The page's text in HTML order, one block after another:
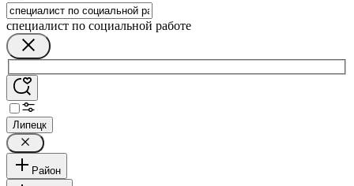
специалист по социальной работе
Липецк
Район